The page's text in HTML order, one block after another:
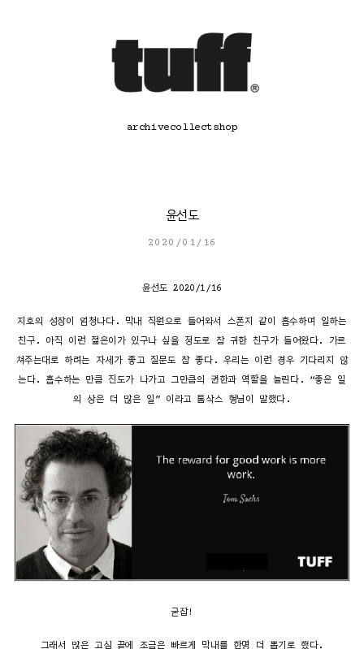
archivecollectshop
윤선도
2020/01/16
윤선도 2020/1/16
지호의 성장이 엄청나다. 막내 직원으로 들어와서 스폰지 같이 흡수하며 일하는
친구. 아직 이런 젊은이가 있구나 싶을 정도로 참 귀한 친구가 들어왔다. 가르
쳐주는대로 하려는 자세가 좋고 질문도 참 좋다. 우리는 이런 경우 기다리지 않
는다. 흡수하는 만큼 진도가 나가고 그만큼의 권한과 역할을 늘린다. “좋은 일
의 상은 더 많은 일” 이라고 톰삭스 형님이 말했다.
굳잡!
그래서 많은 고심 끝에 조금은 빠르게 막내를 한명 더 뽑기로 했다.